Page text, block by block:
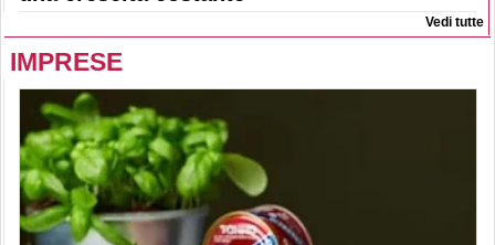
Vedi tutte
IMPRESE